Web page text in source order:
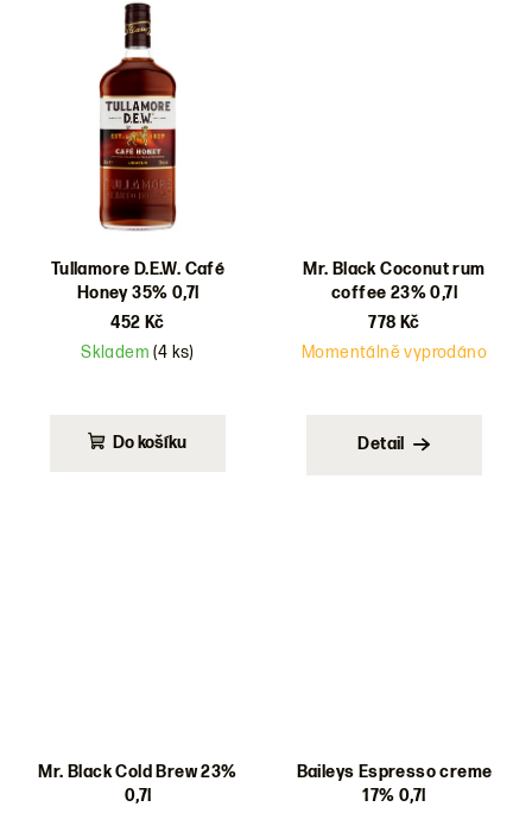
Tullamore D.E.W. Café
Honey 35% 0,7l
452 Kč
Skladem(4 ks)
Do košíku
Mr. Black Coconut rum
coffee 23% 0,7l
778 Kč
Momentálně vyprodáno
Detail
Mr. Black Cold Brew 23%
0,7l
Baileys Espresso creme
17% 0,7l